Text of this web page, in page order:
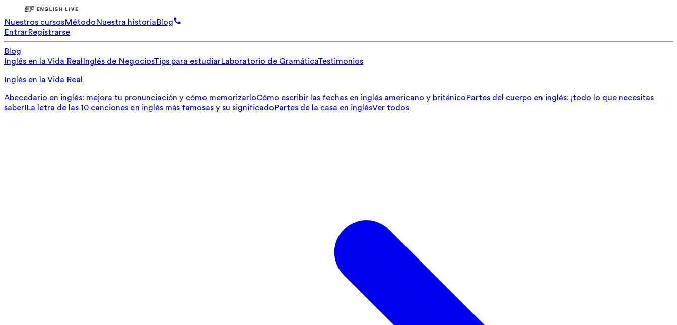
Nuestros cursosMétodoNuestra historiaBlog
EntrarRegistrarse
Blog
Inglés en la Vida Real Inglés de NegociosTips para estudiarLaboratorio de GramáticaTestimonios
Inglés en la Vida Real
Abecedario en inglés: mejora tu pronunciación y cómo memorizarloCómo escribir las fechas en inglés americano y británicoPartes del cuerpo en inglés: ¡todo lo que necesitas
saber!La letra de las 10 canciones en inglés más famosas y su significadoPartes de la casa en inglésVer todos